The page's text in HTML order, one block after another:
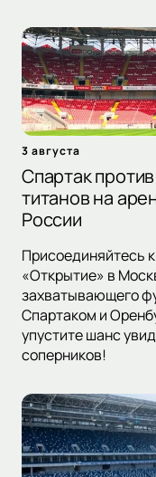
3 августа
Спартак
титанов на
России
Присоединяйтесь
«Открытие» в
захватывающего
Спартаком и
упустите шанс
соперников!